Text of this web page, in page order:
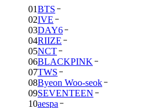
01BTS
02IVE
03DAY6
04RIIZE
05NCT
06BLACKPINK
07TWS
08Byeon Woo-seok
09SEVENTEEN
10aespa